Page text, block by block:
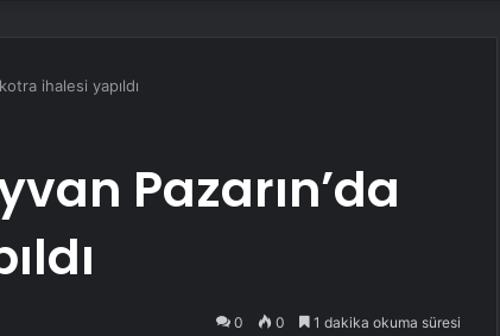
ihalesi yapıldı
Pazarın’da
0 0 1 dakika okuma süresi